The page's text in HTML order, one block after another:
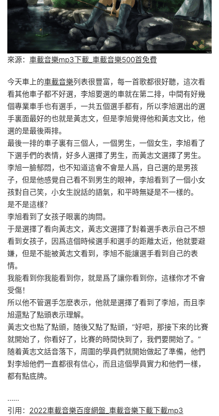
來源： 車載音樂mp3下載_車載音樂500首免費
今天車上的車載音樂列表很豐富，每一首歌都很好聽，這次看
看其他車子都不好選，李旭要選的車就在第二排，中間有好幾
個專業車手也有選手，一共五個選手都有，所以李旭選出的選
手裏面最好的也就是黃志文，但是李旭覺得他和黃志文比，他
選的是最後兩排。
最後一排的車子裏有三個人，一個男生，一個女生，李旭看了
下選手們的表情，好多人選擇了男生，而黃志文選擇了男生。
李旭一臉郁悶，也不知道這會不會是人爲，自己選的是男孩
子，但是他感覺自己看不到男生的眼神，李旭看到了一個小女
孩對自己笑，小女生說話的語氣，和平時無疑是不一樣的。
是不是這樣？
李旭看到了女孩子眼裏的詢問。
于是選擇了看向黃志文，黃志文選擇了對着選手表示自己不想
看到女孩子，因爲這個時候選手和選手的距離太近，他就要避
嫌，但是不能被黃志文看到，李旭不能讓選手看到自己的表
情。
我能看到你我能看到你，就是爲了讓你看到你，這樣你才不會
受傷！
所以他不管選手怎麽表示，他就是選擇了看到了李旭，而且李
旭還點了點頭表示理解。
黃志文也點了點頭，随後又點了點頭，“好吧，那接下來的比賽
就開始了，你看好了，比賽的時間快到了，我們要開始了。”
随着黃志文話音落下，周圍的學員們就開始做起了準備，他們
對李旭他們一直都很有信心，而且這個學員實力和他們一樣，
都有點底牌。
……
引用： 2022車載音樂百度網盤_車載音樂下載下載mp3